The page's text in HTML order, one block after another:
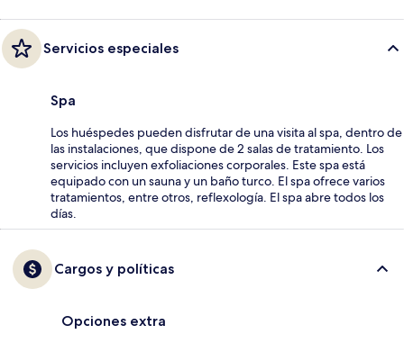
Servicios especiales
Spa
Los huéspedes pueden disfrutar de una visita al spa, dentro de
las instalaciones, que dispone de 2 salas de tratamiento. Los
servicios incluyen exfoliaciones corporales. Este spa está
equipado con un sauna y un baño turco. El spa ofrece varios
tratamientos, entre otros, reflexología. El spa abre todos los
días.
Cargos y políticas
Opciones extra